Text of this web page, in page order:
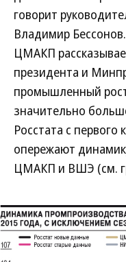
говорит
Владимир
ЦМАКП
президента и
промышленный
значительно
Росстата с первого
опережают
ЦМАКП и ВШЭ (см.